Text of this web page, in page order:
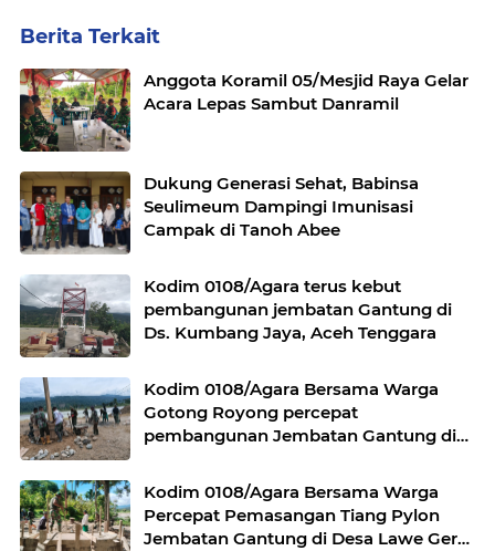
Berita Terkait
Anggota Koramil 05/Mesjid Raya Gelar
Acara Lepas Sambut Danramil
Dukung Generasi Sehat, Babinsa
Seulimeum Dampingi Imunisasi
Campak di Tanoh Abee
Kodim 0108/Agara terus kebut
pembangunan jembatan Gantung di
Ds. Kumbang Jaya, Aceh Tenggara
Kodim 0108/Agara Bersama Warga
Gotong Royong percepat
pembangunan Jembatan Gantung di
Kodim 0108/Agara Bersama Warga
Percepat Pemasangan Tiang Pylon
Jembatan Gantung di Desa Lawe Ger-